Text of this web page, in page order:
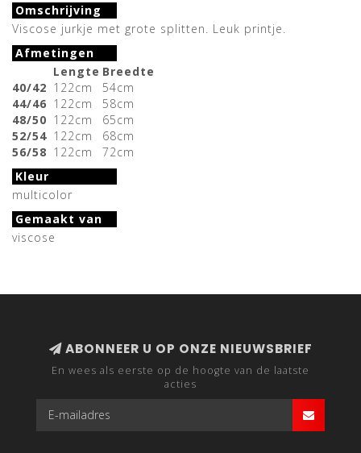
Omschrijving
Viscose jurkje met grote splitten. Leuk printje.
Afmetingen
Lengte Breedte
40/42 122cm
54cm
44/46 122cm
58cm
48/50 122cm
65cm
52/54 122cm
68cm
56/58 122cm
72cm
Kleur
multicolor
Gemaakt van
viscose
ABONNEER U OP ONZE NIEUWSBRIEF
En wees als eerste op de hoogte van de laatste
acties